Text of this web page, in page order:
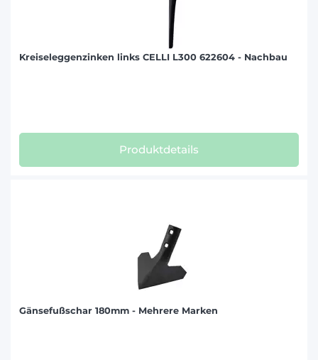
Kreiseleggenzinken links CELLI L300 622604 - Nachbau
Produktdetails
Gänsefußschar 180mm - Mehrere Marken